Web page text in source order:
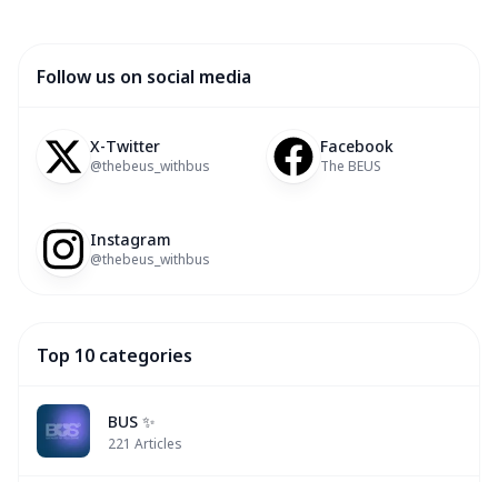
Follow us on social media
X-Twitter
@thebeus_withbus
Facebook
The BEUS
Instagram
@thebeus_withbus
Top 10 categories
BUS ✨
221 Articles